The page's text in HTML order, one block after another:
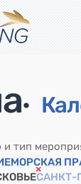
•
тип
МОРСКАЯ
САНКТ-